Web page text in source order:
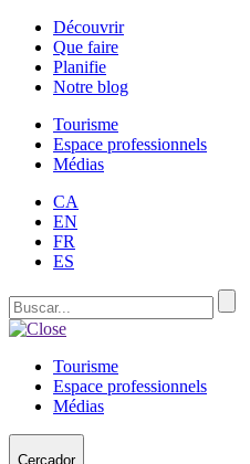
Découvrir
Que faire
Planifie
Notre blog
Tourisme
Espace professionnels
Médias
CA
EN
FR
ES
Tourisme
Espace professionnels
Médias
Cercador